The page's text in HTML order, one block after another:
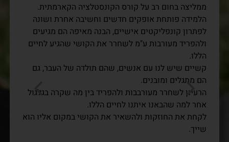
ממליצה בחום רב על קורס הקונסטלציה הקארמתית.
הלמידה פותחת אופקים חדשים וחשיבה אחרת ושונה
לפתרון קונפליקטים אישיים, הבנה מאיפה הם מגיעים
ולהפריד מעורבות ע"מ לשחרר את הקושי שהגיע לחיים
הללו.
קשיים שיש לנו עם אנשים, שהם תולדה של העבר, גם
הם מתגלים ומובנים.
הרעיון לשחרר מעורבבות ולהפריד בין מה שקרה בגלגול
אחר למה שהבאנו איתנו לחיים הללו.
לקחת את החוזקות ולהשאיר את הקושי במקום אליו הוא
שייך.